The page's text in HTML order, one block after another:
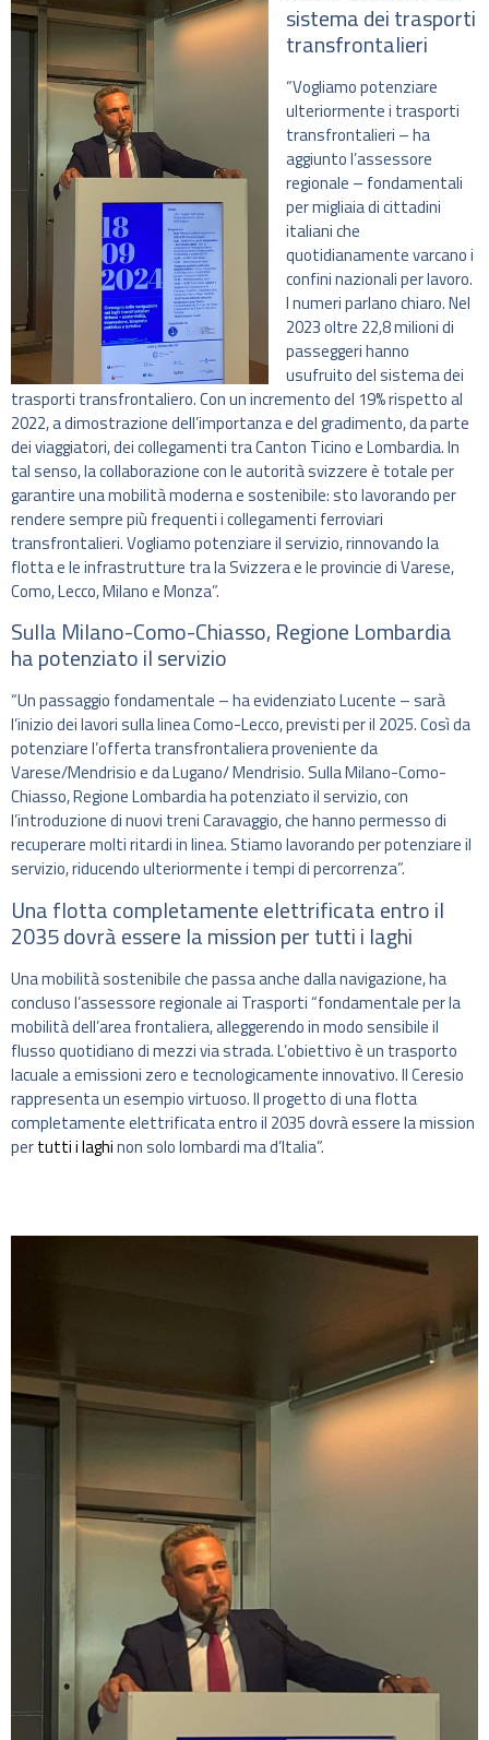
sistema dei trasporti
transfrontalieri
“Vogliamo potenziare
ulteriormente i trasporti
transfrontalieri – ha
aggiunto l’assessore
regionale – fondamentali
per migliaia di cittadini
italiani che
quotidianamente varcano i
confini nazionali per lavoro.
I numeri parlano chiaro. Nel
2023 oltre 22,8 milioni di
passeggeri hanno
usufruito del sistema dei
trasporti transfrontaliero. Con un incremento del 19% rispetto al
2022, a dimostrazione dell’importanza e del gradimento, da parte
dei viaggiatori, dei collegamenti tra Canton Ticino e Lombardia. In
tal senso, la collaborazione con le autorità svizzere è totale per
garantire una mobilità moderna e sostenibile: sto lavorando per
rendere sempre più frequenti i collegamenti ferroviari
transfrontalieri. Vogliamo potenziare il servizio, rinnovando la
flotta e le infrastrutture tra la Svizzera e le provincie di Varese,
Como, Lecco, Milano e Monza”.
Sulla Milano-Como-Chiasso, Regione Lombardia
ha potenziato il servizio
“Un passaggio fondamentale – ha evidenziato Lucente – sarà
l’inizio dei lavori sulla linea Como-Lecco, previsti per il 2025. Così da
potenziare l’offerta transfrontaliera proveniente da
Varese/Mendrisio e da Lugano/ Mendrisio. Sulla Milano-Como-
Chiasso, Regione Lombardia ha potenziato il servizio, con
l’introduzione di nuovi treni Caravaggio, che hanno permesso di
recuperare molti ritardi in linea. Stiamo lavorando per potenziare il
servizio, riducendo ulteriormente i tempi di percorrenza”.
Una flotta completamente elettrificata entro il
2035 dovrà essere la mission per tutti i laghi
Una mobilità sostenibile che passa anche dalla navigazione, ha
concluso l’assessore regionale ai Trasporti “fondamentale per la
mobilità dell’area frontaliera, alleggerendo in modo sensibile il
flusso quotidiano di mezzi via strada. L’obiettivo è un trasporto
lacuale a emissioni zero e tecnologicamente innovativo. Il Ceresio
rappresenta un esempio virtuoso. Il progetto di una flotta
completamente elettrificata entro il 2035 dovrà essere la mission
pertutti i laghinon solo lombardi ma d’Italia”.